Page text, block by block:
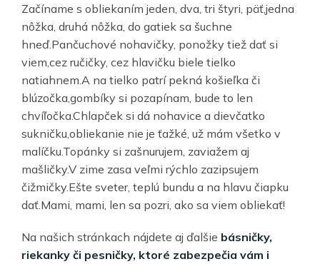
Začíname s obliekaním jeden, dva, tri štyri, päť,jedna
nôžka, druhá nôžka, do gatiek sa šuchne
hneď.Pančuchové nohavičky, ponožky tiež dať si
viem,cez ručičky, cez hlavičku biele tielko
natiahnem.A na tielko patrí pekná košieľka či
blúzočka,gombíky si pozapínam, bude to len
chvíľočka.Chlapček si dá nohavice a dievčatko
sukničku,obliekanie nie je ťažké, už mám všetko v
malíčku.Topánky si zašnurujem, zaviažem aj
mašličky.V zime zasa veľmi rýchlo zazipsujem
čižmičky.Ešte sveter, teplú bundu a na hlavu čiapku
dať.Mami, mami, len sa pozri, ako sa viem obliekať!
Na našich stránkach nájdete aj ďalšie básničky,
riekanky či pesničky, ktoré zabezpečia vám i